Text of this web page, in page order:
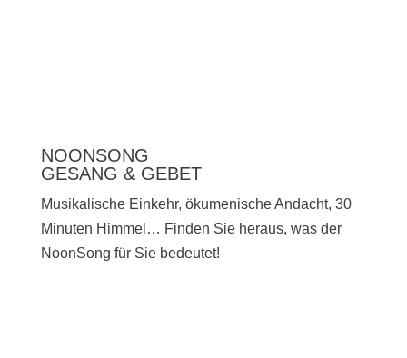
NOONSONG
GESANG & GEBET
Musikalische Einkehr, ökumenische Andacht, 30
Minuten Himmel… Finden Sie heraus, was der
NoonSong für Sie bedeutet!